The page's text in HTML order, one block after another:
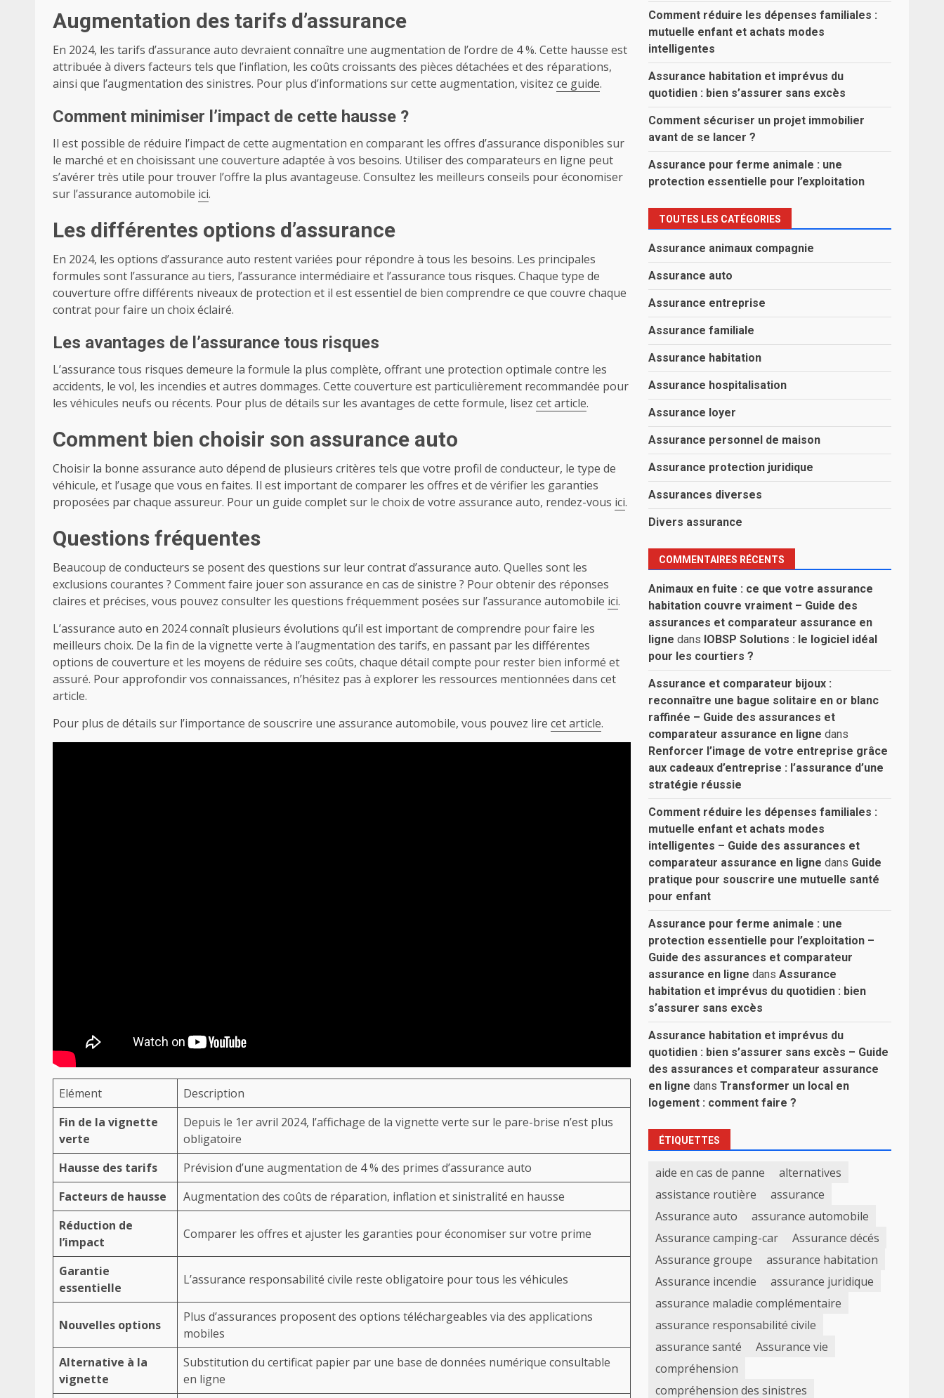
Augmentation des tarifs d’assurance
En 2024, les tarifs d’assurance auto devraient connaître une augmentation de l’ordre de 4 %. Cette hausse est
attribuée à divers facteurs tels que l’inflation, les coûts croissants des pièces détachées et des réparations,
ainsi que l’augmentation des sinistres. Pour plus d’informations sur cette augmentation, visitez ce guide.
Comment minimiser l’impact de cette hausse ?
Il est possible de réduire l’impact de cette augmentation en comparant les offres d’assurance disponibles sur
le marché et en choisissant une couverture adaptée à vos besoins. Utiliser des comparateurs en ligne peut
s’avérer très utile pour trouver l’offre la plus avantageuse. Consultez les meilleurs conseils pour économiser
sur l’assurance automobile ici.
Les différentes options d’assurance
En 2024, les options d’assurance auto restent variées pour répondre à tous les besoins. Les principales
formules sont l’assurance au tiers, l’assurance intermédiaire et l’assurance tous risques. Chaque type de
couverture offre différents niveaux de protection et il est essentiel de bien comprendre ce que couvre chaque
contrat pour faire un choix éclairé.
Les avantages de l’assurance tous risques
L’assurance tous risques demeure la formule la plus complète, offrant une protection optimale contre les
accidents, le vol, les incendies et autres dommages. Cette couverture est particulièrement recommandée pour
les véhicules neufs ou récents. Pour plus de détails sur les avantages de cette formule, lisez cet article.
Comment bien choisir son assurance auto
Choisir la bonne assurance auto dépend de plusieurs critères tels que votre profil de conducteur, le type de
véhicule, et l’usage que vous en faites. Il est important de comparer les offres et de vérifier les garanties
proposées par chaque assureur. Pour un guide complet sur le choix de votre assurance auto, rendez-vous ici.
Questions fréquentes
Beaucoup de conducteurs se posent des questions sur leur contrat d’assurance auto. Quelles sont les
exclusions courantes ? Comment faire jouer son assurance en cas de sinistre ? Pour obtenir des réponses
claires et précises, vous pouvez consulter les questions fréquemment posées sur l’assurance automobile ici.
L’assurance auto en 2024 connaît plusieurs évolutions qu’il est important de comprendre pour faire les
meilleurs choix. De la fin de la vignette verte à l’augmentation des tarifs, en passant par les différentes
options de couverture et les moyens de réduire ses coûts, chaque détail compte pour rester bien informé et
assuré. Pour approfondir vos connaissances, n’hésitez pas à explorer les ressources mentionnées dans cet
article.
Pour plus de détails sur l’importance de souscrire une assurance automobile, vous pouvez lire cet article.
Elément
Description
Fin de la vignette
verte
Depuis le 1er avril 2024, l’affichage de la vignette verte sur le pare-brise n’est plus
obligatoire
Hausse des tarifs
Prévision d’une augmentation de 4 % des primes d’assurance auto
Facteurs de hausse
Augmentation des coûts de réparation, inflation et sinistralité en hausse
Réduction de
l’impact
Comparer les offres et ajuster les garanties pour économiser sur votre prime
Garantie
essentielle
L’assurance responsabilité civile reste obligatoire pour tous les véhicules
Nouvelles options
Plus d’assurances proposent des options téléchargeables via des applications
mobiles
Alternative à la
vignette
Substitution du certificat papier par une base de données numérique consultable
en ligne
Comment réduire les dépenses familiales :
mutuelle enfant et achats modes
intelligentes
Assurance habitation et imprévus du
quotidien : bien s’assurer sans excès
Comment sécuriser un projet immobilier
avant de se lancer ?
Assurance pour ferme animale : une
protection essentielle pour l’exploitation
TOUTES LES CATÉGORIES
Assurance animaux compagnie
Assurance auto
Assurance entreprise
Assurance familiale
Assurance habitation
Assurance hospitalisation
Assurance loyer
Assurance personnel de maison
Assurance protection juridique
Assurances diverses
Divers assurance
COMMENTAIRES RÉCENTS
Animaux en fuite : ce que votre assurance
habitation couvre vraiment – Guide des
assurances et comparateur assurance en
ligne dans IOBSP Solutions : le logiciel idéal
pour les courtiers ?
Assurance et comparateur bijoux :
reconnaître une bague solitaire en or blanc
raffinée – Guide des assurances et
comparateur assurance en ligne dans
Renforcer l’image de votre entreprise grâce
aux cadeaux d’entreprise : l’assurance d’une
stratégie réussie
Comment réduire les dépenses familiales :
mutuelle enfant et achats modes
intelligentes – Guide des assurances et
comparateur assurance en ligne dans Guide
pratique pour souscrire une mutuelle santé
pour enfant
Assurance pour ferme animale : une
protection essentielle pour l’exploitation –
Guide des assurances et comparateur
assurance en ligne dansAssurance
habitation et imprévus du quotidien : bien
s’assurer sans excès
Assurance habitation et imprévus du
quotidien : bien s’assurer sans excès – Guide
des assurances et comparateur assurance
en ligne dansTransformer un local en
logement : comment faire ?
ÉTIQUETTES
aide en cas de panne
alternatives
assistance routière
assurance
Assurance auto
assurance automobile
Assurance camping-car
Assurance décés
Assurance groupe
assurance habitation
Assurance incendie
assurance juridique
assurance maladie complémentaire
assurance responsabilité civile
assurance santé
Assurance vie
compréhension
compréhension des sinistres